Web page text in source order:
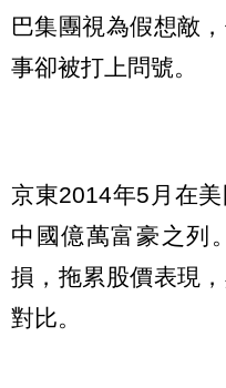
巴集團視為假想敵
事卻被打上問號。
京東2014年5月在
中國億萬富豪之列
損，拖累股價表現
對比。